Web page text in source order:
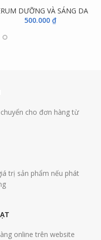
DƯỠNG VÀ SÁNG DA
500.000₫
cho đơn hàng từ
trị sản phẩm nếu phát
online trên website